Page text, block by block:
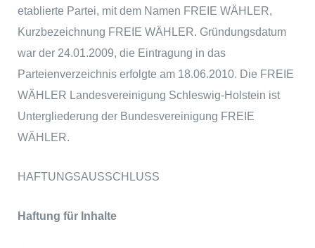
etablierte Partei, mit dem Namen FREIE WÄHLER,
Kurzbezeichnung FREIE WÄHLER. Gründungsdatum
war der 24.01.2009, die Eintragung in das
Parteienverzeichnis erfolgte am 18.06.2010. Die FREIE
WÄHLER Landesvereinigung Schleswig-Holstein ist
Untergliederung der Bundesvereinigung FREIE
WÄHLER.
HAFTUNGSAUSSCHLUSS
Haftung für Inhalte